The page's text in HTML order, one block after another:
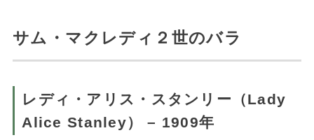
サム・マクレディ２世のバラ
レディ・アリス・スタンリー（Lady
Alice Stanley） – 1909年